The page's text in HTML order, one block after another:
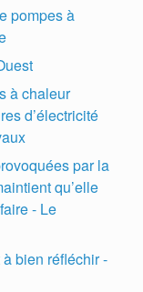
pompes à
à chaleur
d’électricité
par la
qu’elle
- Le
bien réfléchir -